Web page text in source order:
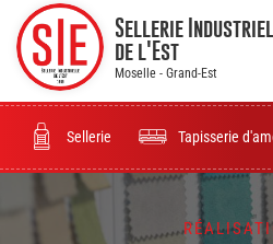
Sellerie
de l'Est
Moselle - Grand-Est
Sellerie Tapisserie